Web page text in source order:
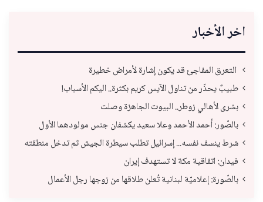
اخر الأخبار
التعرق المفاجئ قد يكون إشارة لأمراض خطيرة
طبيبٌ يحذّر من تناول الآيس كريم بكثرة.. اليكم الأسباب!
بشرى لأهالي زوطر.. البيوت الجاهزة وصلت
بالصّور: أحمد الأحمد وعلا سعيد يكشفان جنس مولودهما الأول
شرط ينسف نفسه... إسرائيل تطلب سيطرة الجيش ثم تدخل منطقته
فيدان: اتفاقية مكة لا تستهدف إيران
بالصّورة: إعلاميّة لبنانية تُعلن طلاقها من زوجها رجل الأعمال